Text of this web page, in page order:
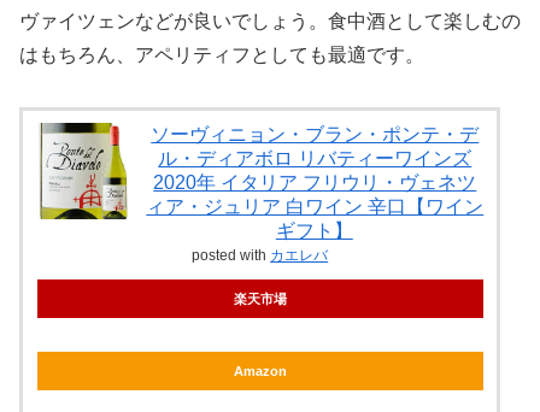
ヴァイツェンなどが良いでしょう。食中酒として楽しむの
はもちろん、アペリティフとしても最適です。
ソーヴィニョン・ブラン・ポンテ・デ
ル・ディアボロ リバティーワインズ
2020年 イタリア フリウリ・ヴェネツ
ィア・ジュリア 白ワイン 辛口【ワイン
ギフト】
posted with カエレバ
楽天市場
Amazon